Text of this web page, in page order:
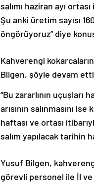
salımı haziran ayı
Şu anki üretim sayısı
öngörüyoruz” diye
Kahverengi
Bilgen, şöyle devam
“Bu zararlının uçuşları
arısının salınmasını
haftası ve ortası
salım yapılacak tarihin
Yusuf Bilgen,
görevli personel ile İl ve